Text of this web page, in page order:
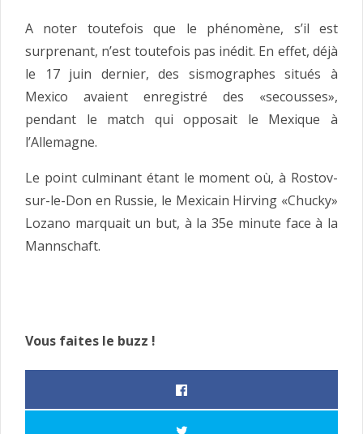
A noter toutefois que le phénomène, s’il est
surprenant, n’est toutefois pas inédit. En effet, déjà
le 17 juin dernier, des sismographes situés à
Mexico avaient enregistré des «secousses»,
pendant le match qui opposait le Mexique à
l’Allemagne.
Le point culminant étant le moment où, à Rostov-
sur-le-Don en Russie, le Mexicain Hirving «Chucky»
Lozano marquait un but, à la 35e minute face à la
Mannschaft.
Vous faites le buzz !